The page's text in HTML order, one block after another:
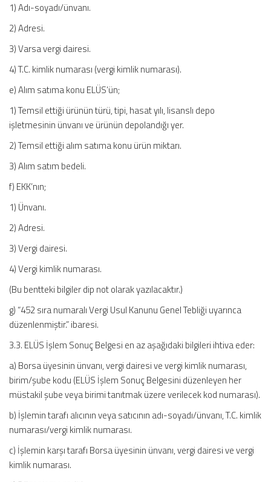
1) Adı-soyadı/ünvanı.
2) Adresi.
3) Varsa vergi dairesi.
4) T.C. kimlik numarası (vergi kimlik numarası).
e) Alım satıma konu ELÜS’ün;
1) Temsil ettiği ürünün türü, tipi, hasat yılı, lisanslı depo
işletmesinin ünvanı ve ürünün depolandığı yer.
2) Temsil ettiği alım satıma konu ürün miktarı.
3) Alım satım bedeli.
f) EKK’nın;
1) Ünvanı.
2) Adresi.
3) Vergi dairesi.
4) Vergi kimlik numarası.
(Bu bentteki bilgiler dip not olarak yazılacaktır.)
g) “452 sıra numaralı Vergi Usul Kanunu Genel Tebliği uyarınca
düzenlenmiştir.” ibaresi.
3.3. ELÜS İşlem Sonuç Belgesi en az aşağıdaki bilgileri ihtiva eder:
a) Borsa üyesinin ünvanı, vergi dairesi ve vergi kimlik numarası,
birim/şube kodu (ELÜS İşlem Sonuç Belgesini düzenleyen her
müstakil şube veya birimi tanıtmak üzere verilecek kod numarası).
b) İşlemin tarafı alıcının veya satıcının adı-soyadı/ünvanı, T.C. kimlik
numarası/vergi kimlik numarası.
c) İşlemin karşı tarafı Borsa üyesinin ünvanı, vergi dairesi ve vergi
kimlik numarası.